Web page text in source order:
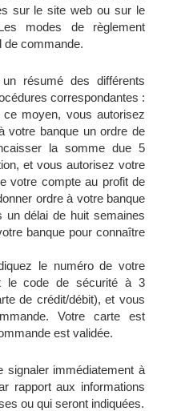
sur le site web ou sur le
modes de règlement
de commande.
résumé des différents
correspondantes :
moyen, vous autorisez
votre banque un ordre de
la somme due 5
et vous autorisez votre
votre compte au profit de
ordre à votre banque
un délai de huit semaines
banque pour connaître
le numéro de votre
le code de sécurité à 3
de crédit/débit), et vous
Votre carte est
est validée.
signaler immédiatement à
rapport aux informations
ou qui seront indiquées.